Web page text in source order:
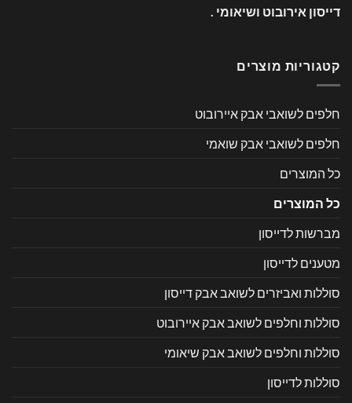
דייסון אירובוט ושיאומי .
קטגוריות מוצרים
חלפים לשואבי אבק איירובוט
חלפים לשואבי אבק שואמי
כל המוצרים
כל המוצרים
מברשות לדייסון
מטענים לדייסון
סוללות ואביזרים לשואב אבק דייסון
סוללות וחלפים לשואב אבק איירובוט
סוללות וחלפים לשואב אבק שיאומי
סוללות לדייסון